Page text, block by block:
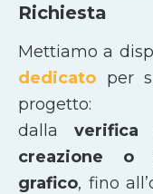
Richiesta
Mettiamo a
dedicato per
progetto:
dalla
creazione o
grafico, fino